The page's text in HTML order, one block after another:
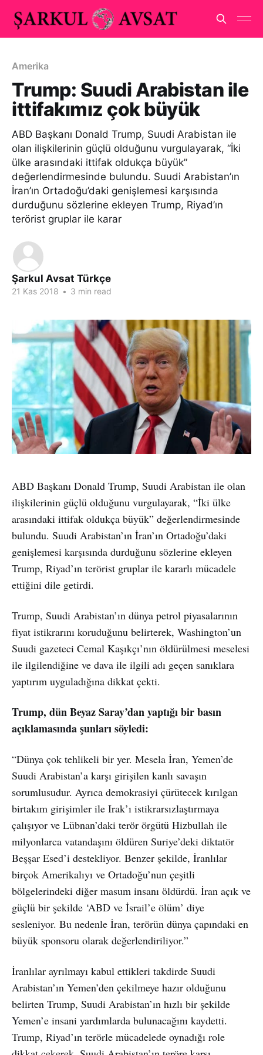
Amerika
Trump: Suudi Arabistan ile
ittifakımız çok büyük
ABD Başkanı Donald Trump, Suudi Arabistan ile
olan ilişkilerinin güçlü olduğunu vurgulayarak, “İki
ülke arasındaki ittifak oldukça büyük”
değerlendirmesinde bulundu. Suudi Arabistan’ın
İran’ın Ortadoğu’daki genişlemesi karşısında
durduğunu sözlerine ekleyen Trump, Riyad’ın
terörist gruplar ile karar
Şarkul Avsat Türkçe
21 Kas 2018 • 3 min read
ABD Başkanı Donald Trump, Suudi Arabistan ile olan
ilişkilerinin güçlü olduğunu vurgulayarak, “İki ülke
arasındaki ittifak oldukça büyük” değerlendirmesinde
bulundu. Suudi Arabistan’ın İran’ın Ortadoğu’daki
genişlemesi karşısında durduğunu sözlerine ekleyen
Trump, Riyad’ın terörist gruplar ile kararlı mücadele
ettiğini dile getirdi.
Trump, Suudi Arabistan’ın dünya petrol piyasalarının
fiyat istikrarını koruduğunu belirterek, Washington’un
Suudi gazeteci Cemal Kaşıkçı’nın öldürülmesi meselesi
ile ilgilendiğine ve dava ile ilgili adı geçen sanıklara
yaptırım uyguladığına dikkat çekti.
Trump, dün Beyaz Saray’dan yaptığı bir basın
açıklamasında şunları söyledi:
“Dünya çok tehlikeli bir yer. Mesela İran, Yemen’de
Suudi Arabistan’a karşı girişilen kanlı savaşın
sorumlusudur. Ayrıca demokrasiyi çürütecek kırılgan
birtakım girişimler ile Irak’ı istikrarsızlaştırmaya
çalışıyor ve Lübnan’daki terör örgütü Hizbullah ile
milyonlarca vatandaşını öldüren Suriye’deki diktatör
Beşşar Esed’i destekliyor. Benzer şekilde, İranlılar
birçok Amerikalıyı ve Ortadoğu’nun çeşitli
bölgelerindeki diğer masum insanı öldürdü. İran açık ve
güçlü bir şekilde ‘ABD ve İsrail’e ölüm’ diye
sesleniyor. Bu nedenle İran, terörün dünya çapındaki en
büyük sponsoru olarak değerlendiriliyor.”
İranlılar ayrılmayı kabul ettikleri takdirde Suudi
Arabistan’ın Yemen’den çekilmeye hazır olduğunu
belirten Trump, Suudi Arabistan’ın hızlı bir şekilde
Yemen’e insani yardımlarda bulunacağını kaydetti.
Trump, Riyad’ın terörle mücadelede oynadığı role